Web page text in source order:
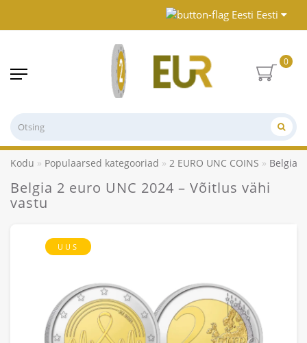
Eesti
0
Kodu Populaarsed kategooriad 2 EURO UNC COINS Belgia
Belgia 2 euro UNC 2024 – Võitlus vähi
vastu
UUS